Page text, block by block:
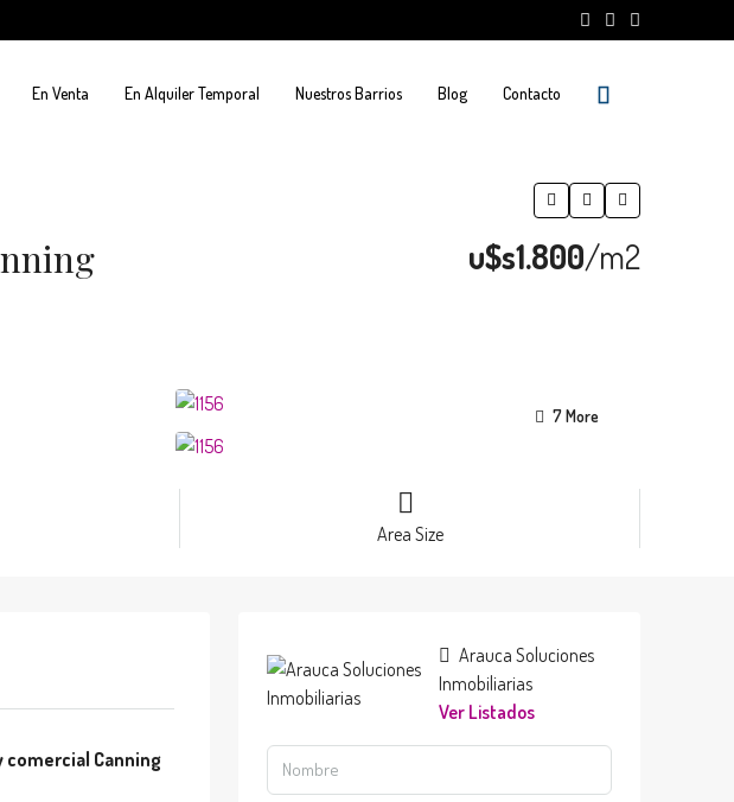
En Venta En Alquiler Temporal Nuestros Barrios Blog Contacto
u$s1.800/m2
7 More
Area Size
Canning
Arauca Soluciones
Inmobiliarias
Ver Listados